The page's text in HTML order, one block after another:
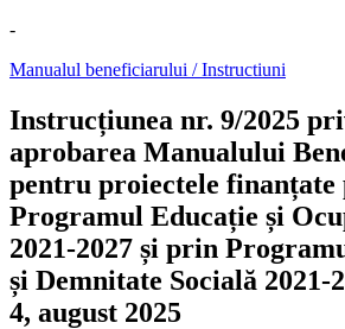
-
Manualul beneficiarului / Instructiuni
Instrucțiunea nr. 9/2025
aprobarea Manualului
pentru proiectele finanțate
Programul Educație și
2021-2027 și prin
și Demnitate Socială 2021-
4, august 2025